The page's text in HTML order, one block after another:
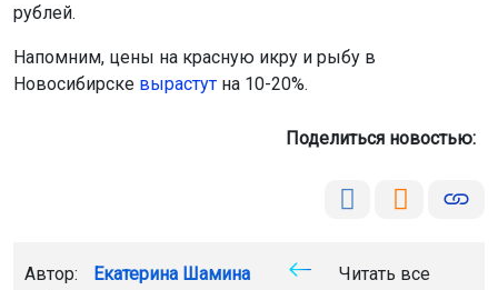
рублей.
Напомним, цены на красную икру и рыбу в
Новосибирске вырастут на 10-20%.
Поделиться новостью:
Автор: Екатерина Шамина
Читать все